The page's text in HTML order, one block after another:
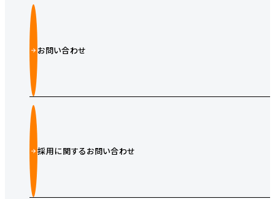
お問い合わせ
採用に関するお問い合わせ